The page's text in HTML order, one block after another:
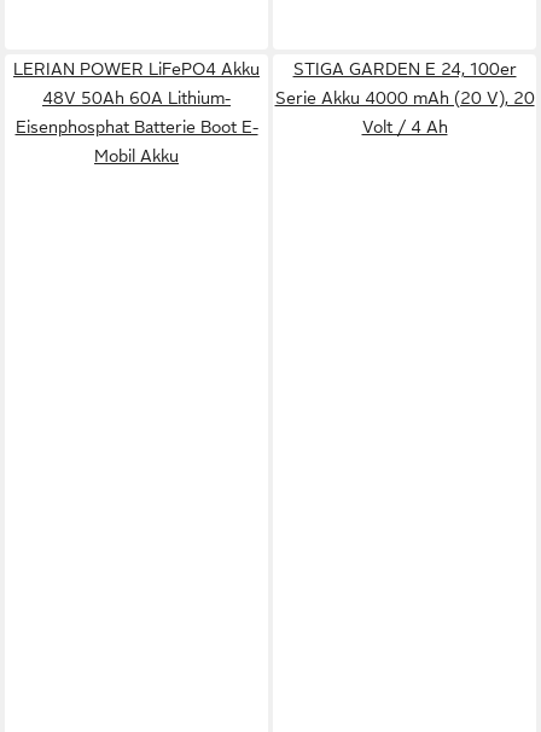
LERIAN POWER LiFePO4 Akku
48V 50Ah 60A Lithium-
Eisenphosphat Batterie Boot E-
Mobil Akku
STIGA GARDEN E 24, 100er
Serie Akku 4000 mAh (20 V), 20
Volt / 4 Ah